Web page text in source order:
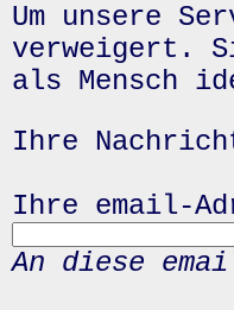
Um unsere
verweigert.
als Mensch
Ihre
Ihre email-
An diese